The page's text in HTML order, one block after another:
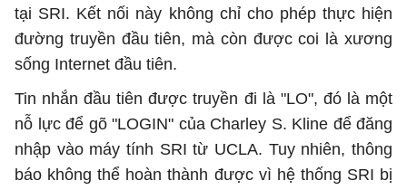
tại SRI. Kết nối này không chỉ cho phép thực hiện
đường truyền đầu tiên, mà còn được coi là xương
sống Internet đầu tiên.
Tin nhắn đầu tiên được truyền đi là "LO", đó là một
nỗ lực để gõ "LOGIN" của Charley S. Kline để đăng
nhập vào máy tính SRI từ UCLA. Tuy nhiên, thông
báo không thể hoàn thành được vì hệ thống SRI bị